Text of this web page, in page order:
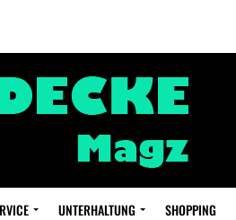
UNTERHALTUNG SHOPPING